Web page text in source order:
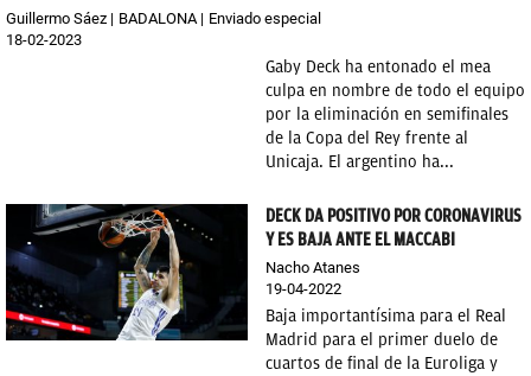
Guillermo Sáez BADALONA
Enviado especial
18-02-2023
Gaby Deck ha entonado el mea
culpa en nombre de todo el equipo
por la eliminación en semifinales
de la Copa del Rey frente al
Unicaja. El argentino ha...
DECK DA POSITIVO POR CORONAVIRUS
Y ES BAJA ANTE EL MACCABI
Nacho Atanes
19-04-2022
Baja importantísima para el Real
Madrid para el primer duelo de
cuartos de final de la Euroliga y